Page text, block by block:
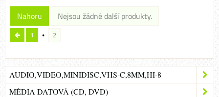
Nahoru Nejsou žádné další produkty.
1 2
AUDIO,VIDEO,MINIDISC,VHS-C,8MM,HI-8
MÉDIA DATOVÁ (CD, DVD)